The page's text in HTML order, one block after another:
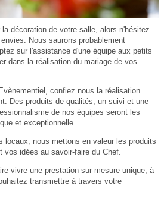
décoration de votre salle, alors n'hésitez
Nous saurons probablement
sur l'assistance d'une équipe aux petits
dans la réalisation du mariage de vos
confiez nous la réalisation
Des produits de qualités, un suivi et une
de nos équipes seront les
et exceptionnelle.
locaux, nous mettons en valeur les produits
vos idées au savoir-faire du Chef.
vivre une prestation sur-mesure unique, à
transmettre à travers votre